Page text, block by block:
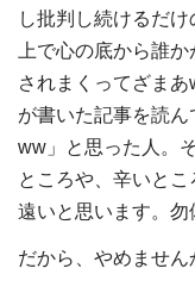
し批判し続けるだ
上で心の底から誰か
されまくってざま
が書いた記事を読
ww」と思った人。
ところや、辛いと
遠いと思います。勿
だから、やめません